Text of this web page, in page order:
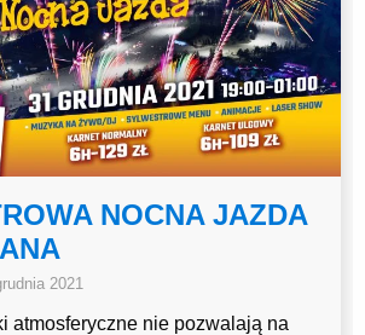
NOCNA JAZDA
2021
atmosferyczne nie pozwalają na